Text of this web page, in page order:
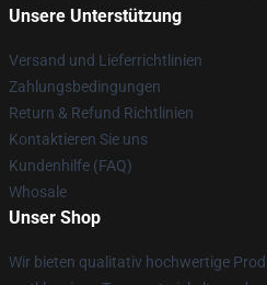
Unsere Unterstützung
Versand und Lieferrichtlinien
Zahlungsbedingungen
Return & Refund Richtlinien
Kontaktieren Sie uns
Kundenhilfe (FAQ)
Whosale
Unser Shop
Wir bieten qualitativ hochwertige